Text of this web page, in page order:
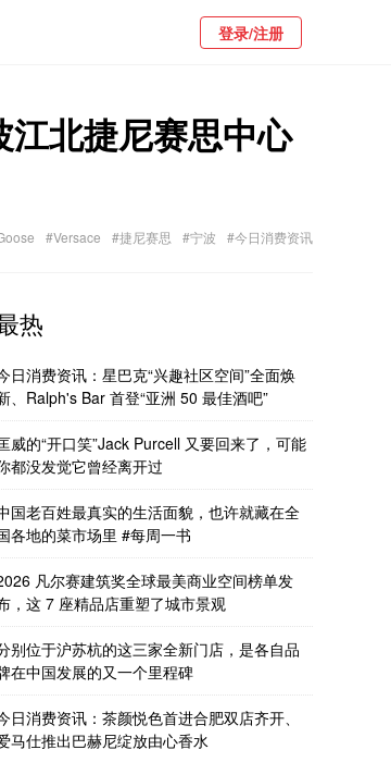
登录/注册
北捷尼赛思中心
#Versace #捷尼赛思 #宁波 #今日消费资讯
热
日消费资讯：星巴克“兴趣社区空间”全面焕
、Ralph's Bar 首登“亚洲 50 最佳酒吧”
威的“开口笑”Jack Purcell 又要回来了，可能
都没发觉它曾经离开过
国老百姓最真实的生活面貌，也许就藏在全
各地的菜市场里 #每周一书
凡尔赛建筑奖全球最美商业空间榜单发
，这 7 座精品店重塑了城市景观
别位于沪苏杭的这三家全新门店，是各自品
在中国发展的又一个里程碑
日消费资讯：茶颜悦色首进合肥双店齐开、
马仕推出巴赫尼绽放由心香水